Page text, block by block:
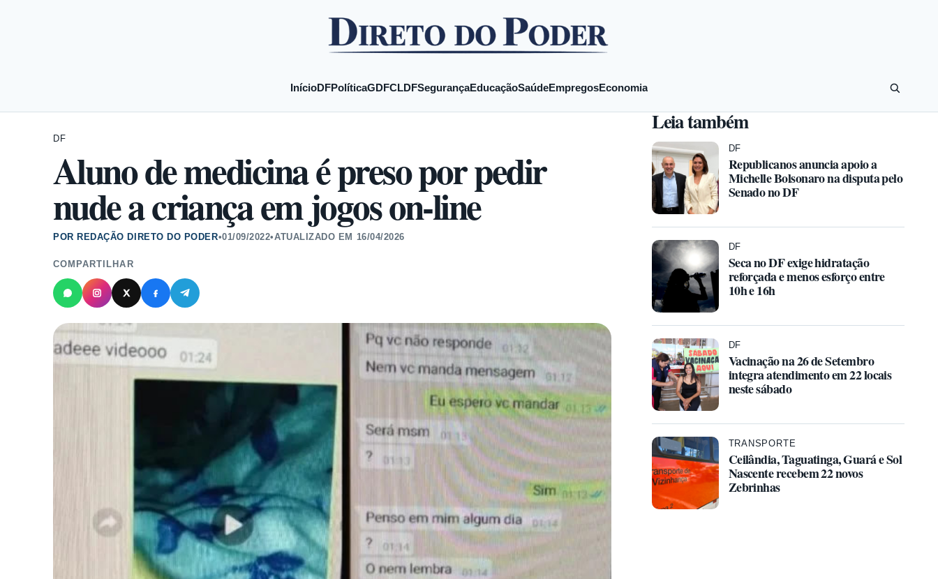
InícioDFPolíticaGDFCLDFSegurançaEducaçãoSaúdeEmpregosEconomia
DF
Aluno de medicina é preso por pedir
nude a criança em jogos on-line
POR REDAÇÃO DIRETO DO PODER•01/09/2022•ATUALIZADO EM 16/04/2026
COMPARTILHAR
Leia também
DF
Republicanos anuncia apoio a
Michelle Bolsonaro na disputa pelo
Senado no DF
DF
Seca no DF exige hidratação
reforçada e menos esforço entre
10h e 16h
DF
Vacinação na 26 de Setembro
integra atendimento em 22 locais
neste sábado
TRANSPORTE
Ceilândia, Taguatinga, Guará e Sol
Nascente recebem 22 novos
Zebrinhas